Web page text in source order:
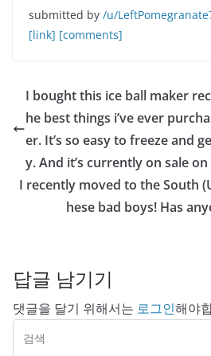
submitted by /u/
[link] [comments]
I bought this ice ball maker
he best things i’ve ever
er. It’s so easy to freeze and
y. And it’s currently on sale
I recently moved to the South
hese bad boys! Has
답글 남기기
댓글을 달기 위해서는 로그인해야